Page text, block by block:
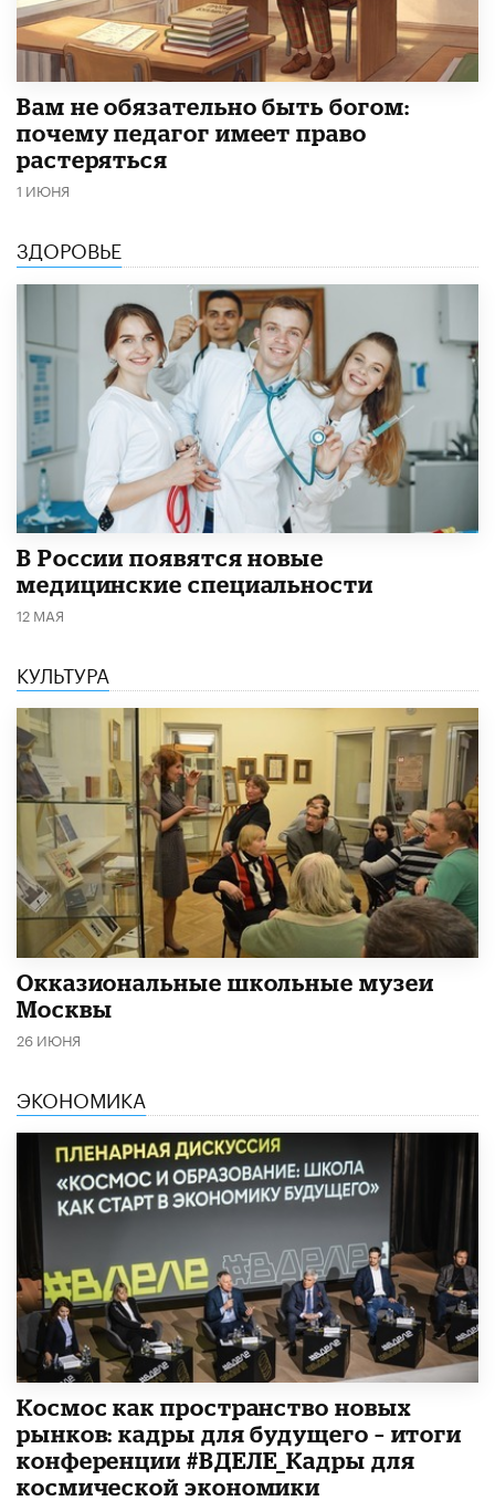
​Вам не обязательно быть богом:
почему педагог имеет право
растеряться
1 ИЮНЯ
ЗДОРОВЬЕ
В России появятся новые
медицинские специальности
12 МАЯ
КУЛЬТУРА
​Окказиональные школьные музеи
Москвы
26 ИЮНЯ
ЭКОНОМИКА
Космос как пространство новых
рынков: кадры для будущего – итоги
конференции #ВДЕЛЕ_Кадры для
космической экономики